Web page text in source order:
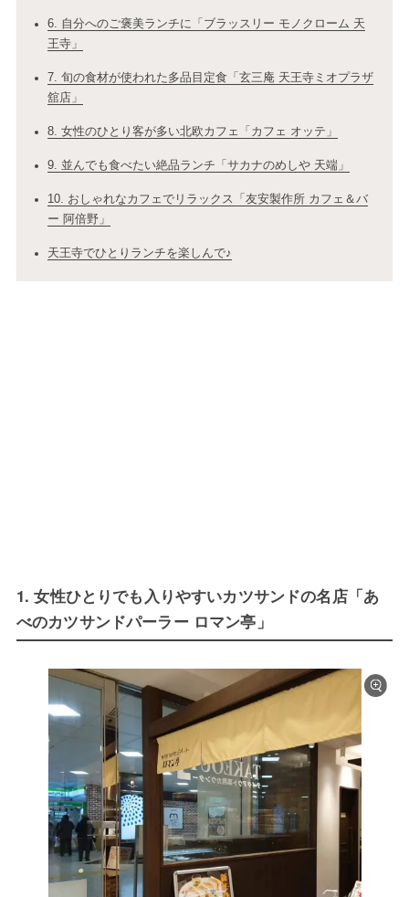
6. 自分へのご褒美ランチに「ブラッスリー モノクローム 天
王寺」
7. 旬の食材が使われた多品目定食「玄三庵 天王寺ミオプラザ
舘店」
8. 女性のひとり客が多い北欧カフェ「カフェ オッテ」
9. 並んでも食べたい絶品ランチ「サカナのめしや 天端」
10. おしゃれなカフェでリラックス「友安製作所 カフェ＆バ
ー 阿倍野」
天王寺でひとりランチを楽しんで♪
1. 女性ひとりでも入りやすいカツサンドの名店「あ
べのカツサンドパーラー ロマン亭」